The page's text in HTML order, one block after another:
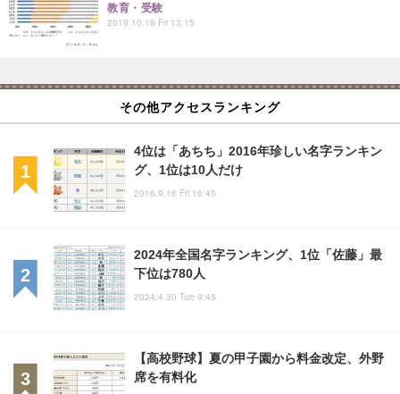
教育・受験
2019.10.18 Fri 13:15
その他アクセスランキング
4位は「あちち」2016年珍しい名字ランキン
グ、1位は10人だけ
2016.9.16 Fri 16:45
2024年全国名字ランキング、1位「佐藤」最
下位は780人
2024.4.30 Tue 9:45
【高校野球】夏の甲子園から料金改定、外野
席を有料化